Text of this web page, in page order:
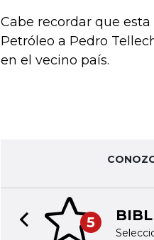
Cabe recordar que
Petróleo a Pedro
en el vecino país.
5
Previous slide